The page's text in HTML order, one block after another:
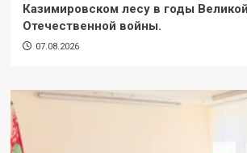
Казимировском лесу в годы Великой
Отечественной войны.
07.08.2026